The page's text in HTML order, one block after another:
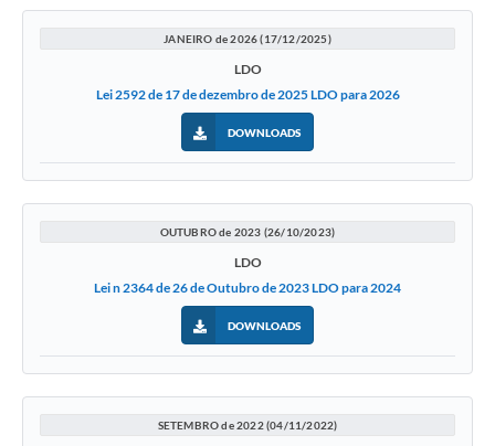
Nota Fiscal Eletrônica NFS-e
Galeria de Fotos
Arquivos para Download
JANEIRO de 2026 (17/12/2025)
LDO
Lei 2592 de 17 de dezembro de 2025 LDO para 2026
DOWNLOADS
OUTUBRO de 2023 (26/10/2023)
LDO
Lei n 2364 de 26 de Outubro de 2023 LDO para 2024
DOWNLOADS
SETEMBRO de 2022 (04/11/2022)